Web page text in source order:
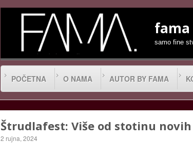
fama
samo fine
POČETNA O NAMA AUTOR BY FAMA
Štrudlafest: Više od stotinu
2 rujna, 2024